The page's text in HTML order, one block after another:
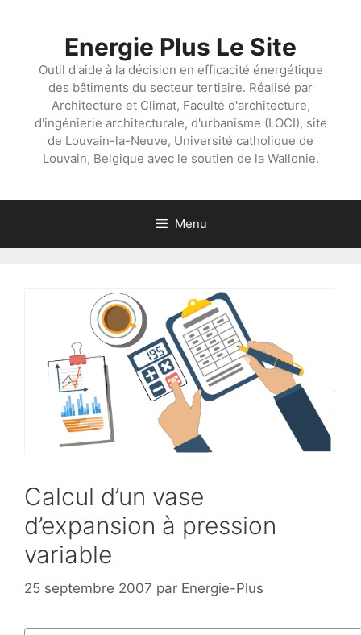
Energie Plus Le Site
Outil d'aide à la décision en efficacité énergétique
des bâtiments du secteur tertiaire. Réalisé par
Architecture et Climat, Faculté d'architecture,
d'ingénierie architecturale, d'urbanisme (LOCI), site
de Louvain-la-Neuve, Université catholique de
Louvain, Belgique avec le soutien de la Wallonie.
Menu
Calcul d’un vase
d’expansion à pression
variable
25 septembre 2007 par Energie-Plus